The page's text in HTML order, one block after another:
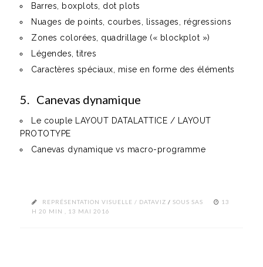
Barres, boxplots, dot plots
Nuages de points, courbes, lissages, régressions
Zones colorées, quadrillage (« blockplot »)
Légendes, titres
Caractères spéciaux, mise en forme des éléments
5. Canevas dynamique
Le couple LAYOUT DATALATTICE / LAYOUT
PROTOTYPE
Canevas dynamique vs macro-programme
REPRÉSENTATION VISUELLE / DATAVIZ / SOUS SAS
13
H 20 MIN , 13 MAI 2016